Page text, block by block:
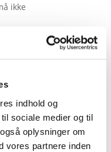
indhold og
sociale medier og til
oplysninger om
vores partnere inden
ikke
fremsendti seks
forslag